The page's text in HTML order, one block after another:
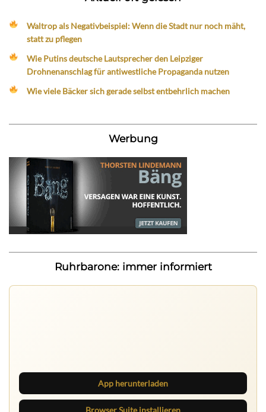
Waltrop als Negativbeispiel: Wenn die Stadt nur noch mäht,
statt zu pflegen
Wie Putins deutsche Lautsprecher den Leipziger
Drohnenanschlag für antiwestliche Propaganda nutzen
Wie viele Bäcker sich gerade selbst entbehrlich machen
Werbung
Ruhrbarone: immer informiert
App herunterladen